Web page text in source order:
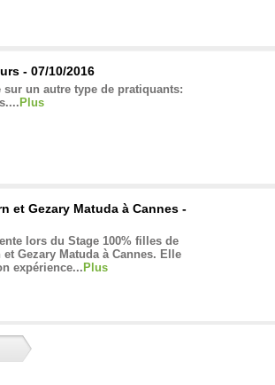
- 07/10/2016
sur un autre type de pratiquants:
Plus
et Gezary Matuda à Cannes -
lors du Stage 100% filles de
et Gezary Matuda à Cannes. Elle
expérience... Plus
- 06/30/2016
Da Silva, le nouveau numéro